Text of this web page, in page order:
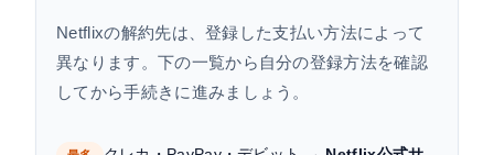
意点
解約できない・ボタンが見当たらない場合の対処
Netflixの解約先は、登録した支払い方法によって
異なります。下の一覧から自分の登録方法を確認
してから手続きに進みましょう。